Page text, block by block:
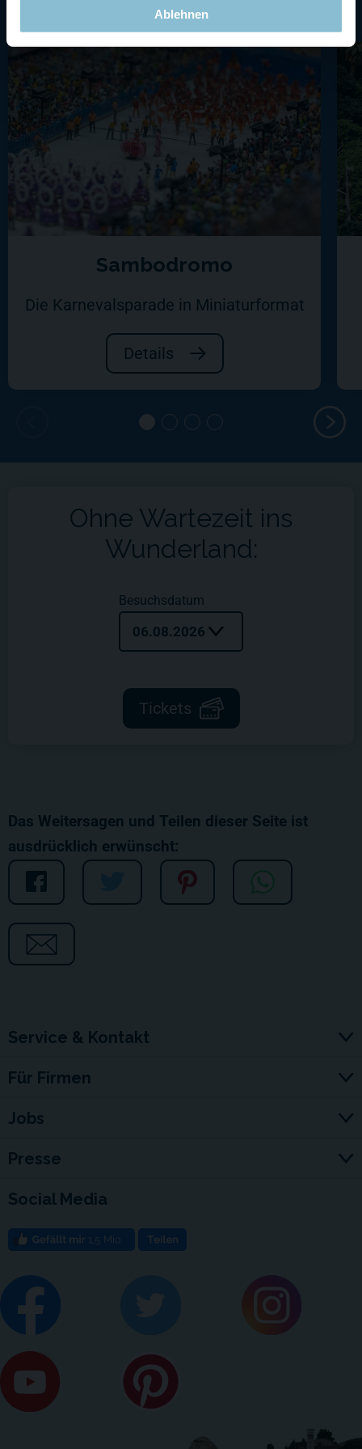
Ablehnen
Sambodromo
Die Karnevalsparade in Miniaturformat
Details
Ohne Wartezeit ins
Wunderland:
Besuchsdatum
06.08.2026
Tickets
Das Weitersagen und Teilen dieser Seite ist
ausdrücklich erwünscht:
Service & Kontakt
Für Firmen
Jobs
Presse
Social Media